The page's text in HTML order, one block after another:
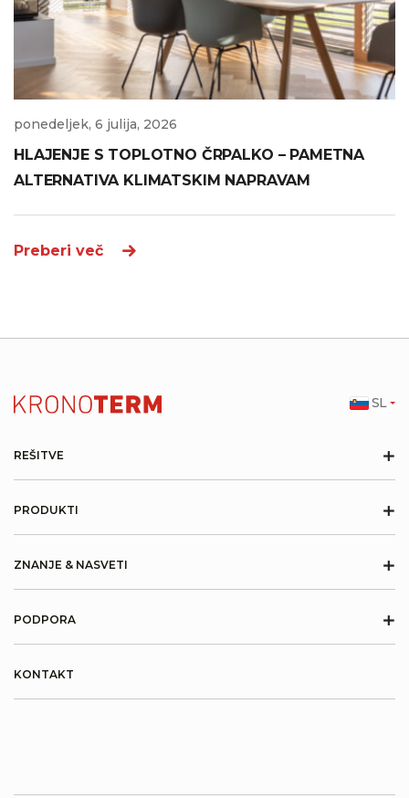
ponedeljek, 6 julija, 2026
HLAJENJE S TOPLOTNO ČRPALKO – PAMETNA
ALTERNATIVA KLIMATSKIM NAPRAVAM
Preberi več
REŠITVE +
PRODUKTI +
ZNANJE & NASVETI +
PODPORA +
KONTAKT
SL